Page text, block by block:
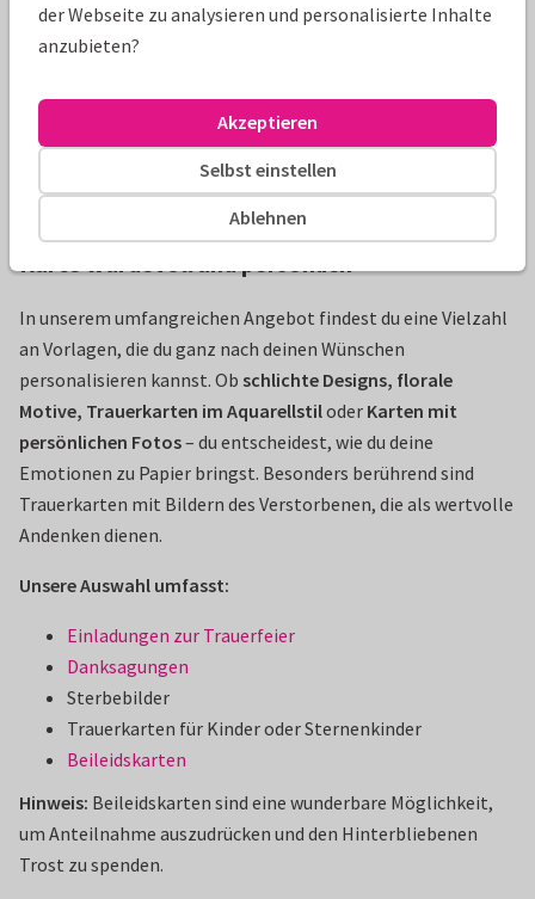
Todesfall eine besondere Herausforderung. Das
Geschriebene soll berühren und nichts Falsches
Trauerkarte selbst gestalten: So wird deine
In unserem umfangreichen Angebot findest du eine Vielzahl
an Vorlagen, die du ganz nach deinen Wünschen
personalisieren kannst. Ob schlichte Designs, florale
Motive, Trauerkarten im Aquarellstiloder Karten mit
persönlichen Fotos– du entscheidest, wie du deine
Emotionen zu Papier bringst. Besonders berührend sind
Trauerkarten mit Bildern des Verstorbenen, die als wertvolle
Andenken dienen.
Unsere Auswahl umfasst:
Einladungen zur Trauerfeier
Danksagungen
Sterbebilder
Trauerkarten für Kinder oder Sternenkinder
Beileidskarten
Hinweis: Beileidskarten sind eine wunderbare Möglichkeit,
um Anteilnahme auszudrücken und den Hinterbliebenen
Trost zu spenden.
der Webseite zu analysieren und personalisierte Inhalte
anzubieten?
Ablehnen
Selbst einstellen
Akzeptieren